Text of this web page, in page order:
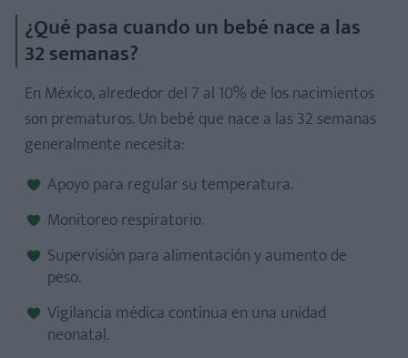
¿Qué pasa cuando un bebé nace a las
32 semanas?
En México, alrededor del 7 al 10% de los nacimientos
son prematuros. Un bebé que nace a las 32 semanas
generalmente necesita:
Apoyo para regular su temperatura.
Monitoreo respiratorio.
Supervisión para alimentación y aumento de
peso.
Vigilancia médica continua en una unidad
neonatal.